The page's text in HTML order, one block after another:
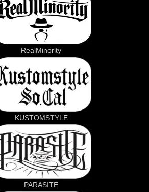
RealMinority
KUSTOMSTYLE
PARASITE